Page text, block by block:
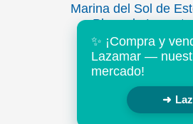
✨ ¡Compra y
Lazamar —
mercado!
➜
Marina del Sol de
Plaza de
Puerto
Estepona
Malaga,
Tel: +34 952
mail@mds-